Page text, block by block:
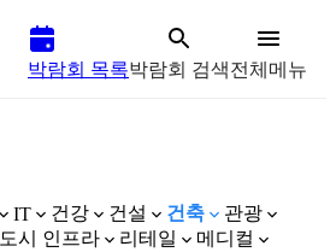
박람회 목록박람회 검색전체메뉴
IT 건강 건설 건축
관광
도시 인프라 리테일
메디컬